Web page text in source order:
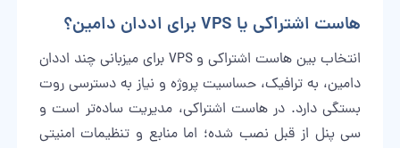
هاست اشتراکی یا VPS برای اددان دامین؟
انتخاب بین هاست اشتراکی و VPS برای میزبانی چند اددان
دامین، به ترافیک، حساسیت پروژه و نیاز به دسترسی روت
بستگی دارد. در هاست اشتراکی، مدیریت ساده‌تر است و
سی پنل از قبل نصب شده؛ اما منابع و تنظیمات امنیتی